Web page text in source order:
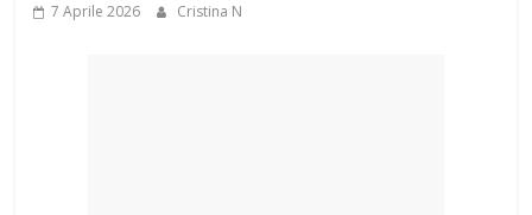
7 Aprile 2026 Cristina N